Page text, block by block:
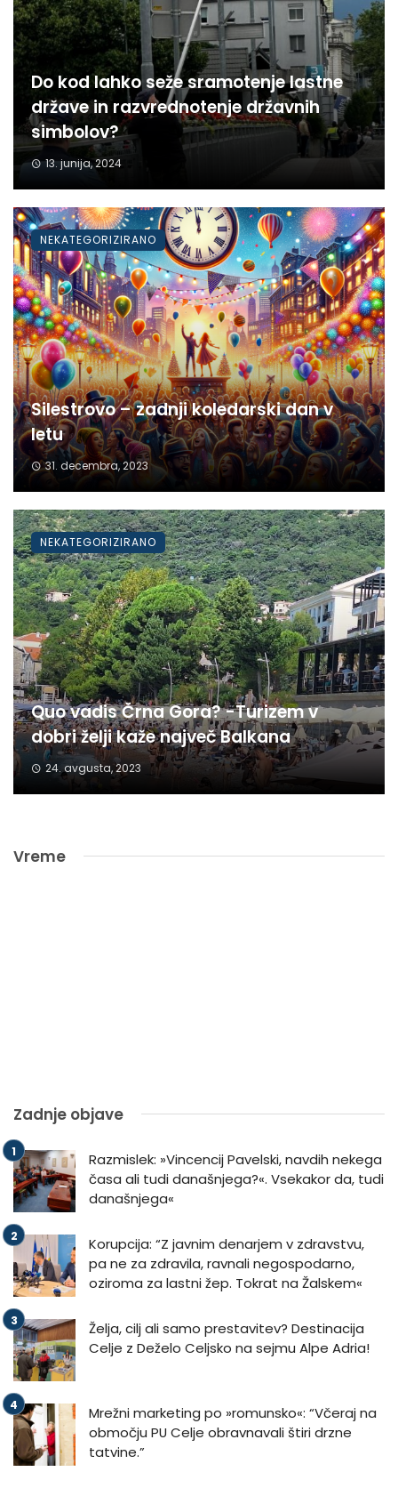
Do kod lahko seže sramotenje lastne
države in razvrednotenje državnih
simbolov?
13. junija, 2024
Silestrovo – zadnji koledarski dan v
letu
31. decembra, 2023
NEKATEGORIZIRANO
Quo vadis Črna Gora? -Turizem v
dobri želji kaže največ Balkana
24. avgusta, 2023
NEKATEGORIZIRANO
Vreme
Zadnje objave
Razmislek: »Vincencij Pavelski, navdih nekega
časa ali tudi današnjega?«. Vsekakor da, tudi
današnjega«
Korupcija: “Z javnim denarjem v zdravstvu,
pa ne za zdravila, ravnali negospodarno,
oziroma za lastni žep. Tokrat na Žalskem«
Želja, cilj ali samo prestavitev? Destinacija
Celje z Deželo Celjsko na sejmu Alpe Adria!
Mrežni marketing po »romunsko«: “Včeraj na
območju PU Celje obravnavali štiri drzne
tatvine.”